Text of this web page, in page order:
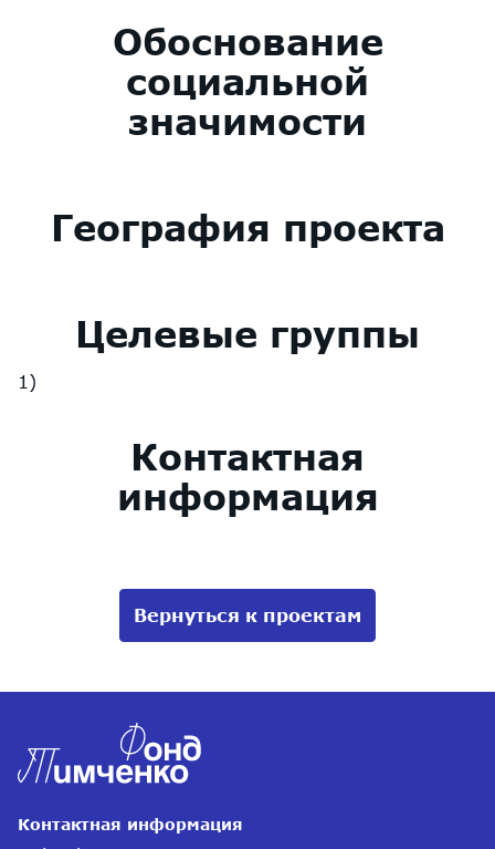
Обоснование
социальной
значимости
География проекта
Целевые группы
Контактная
информация
Вернуться к проектам
Контактная информация